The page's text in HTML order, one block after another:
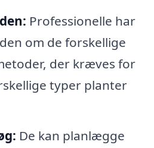
Professionelle har
om de forskellige
der kræves for
typer planter
De kan planlægge